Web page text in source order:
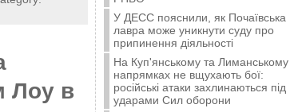
Лоу в
У ДЕСС пояснили, як Почаївська
лавра може уникнути суду про
припинення діяльності
На Куп'янському та Лиманському
напрямках не вщухають бої:
російські атаки захлинаються під
ударами Сил оборони